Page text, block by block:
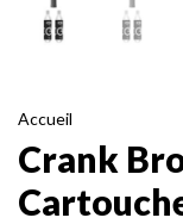
Accueil
Crank